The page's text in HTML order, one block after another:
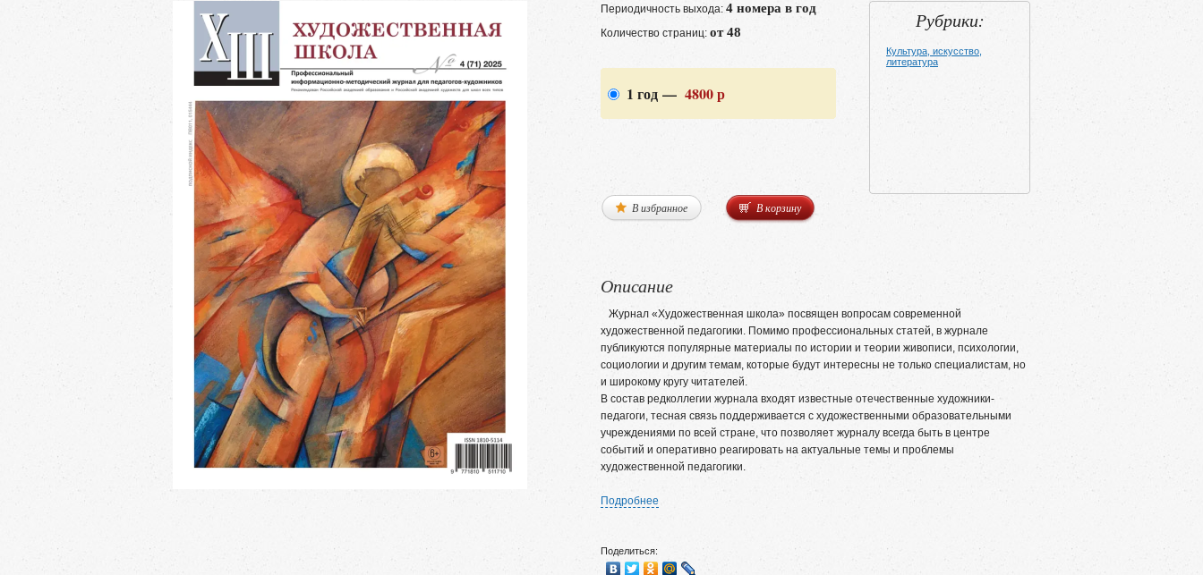
Периодичность выхода: 4 номера в год
Количество страниц: от 48
1 год — 4800 р
Рубрики:
Культура, искусство,
литература
В избранное В корзину
Описание
Журнал «Художественная школа» посвящен вопросам современной
художественной педагогики. Помимо профессиональных статей, в журнале
публикуются популярные материалы по истории и теории живописи, психологии,
социологии и другим темам, которые будут интересны не только специалистам, но
и широкому кругу читателей.
В состав редколлегии журнала входят известные отечественные художники-
педагоги, тесная связь поддерживается с художественными образовательными
учреждениями по всей стране, что позволяет журналу всегда быть в центре
событий и оперативно реагировать на актуальные темы и проблемы
художественной педагогики.
Подробнее
Поделиться: